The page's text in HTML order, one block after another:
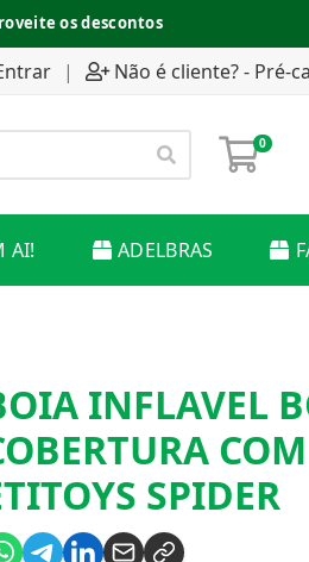
os descontos
| Não é cliente? - Pré-
0
AI! ADELBRAS
INFLAVEL
SPIDER